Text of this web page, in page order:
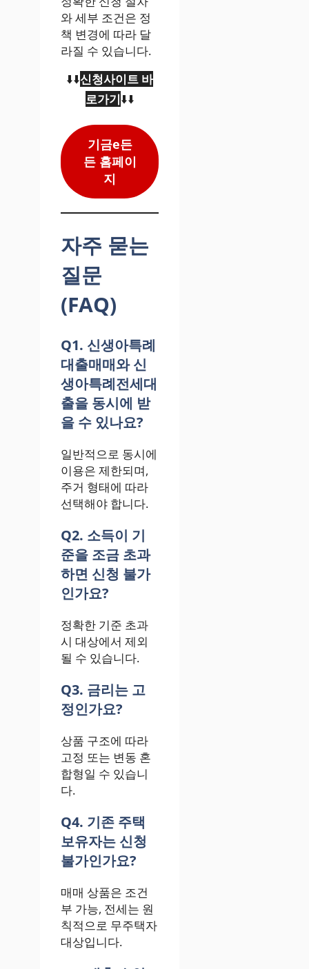
와 세부 조건은 정
책 변경에 따라 달
라질 수 있습니다.
⬇️⬇️신청사이트 바
로가기⬇️⬇️
기금e든
든 홈페이
지
자주 묻는
질문
(FAQ)
Q1. 신생아특례
대출매매와 신
생아특례전세대
출을 동시에 받
을 수 있나요?
일반적으로 동시에
이용은 제한되며,
주거 형태에 따라
선택해야 합니다.
Q2. 소득이 기
준을 조금 초과
하면 신청 불가
인가요?
정확한 기준 초과
시 대상에서 제외
될 수 있습니다.
Q3. 금리는 고
정인가요?
상품 구조에 따라
고정 또는 변동 혼
합형일 수 있습니
다.
Q4. 기존 주택
보유자는 신청
불가인가요?
매매 상품은 조건
부 가능, 전세는 원
칙적으로 무주택자
대상입니다.